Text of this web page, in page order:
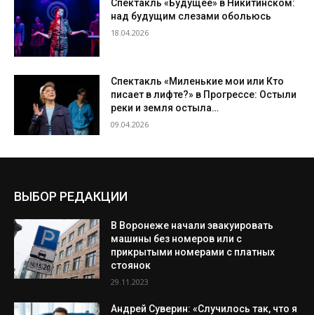
Спектакль «Будущее» в Никитинском:
над будущим слезами обольюсь
18.04.2026
Спектакль «Миленькие мои или Кто
писает в лифте?» в Прогрессе: Остыли
реки и земля остыла…
09.04.2026
ВЫБОР РЕДАКЦИИ
В Воронеже начали эвакуировать
машины без номеров или с
прикрытыми номерами с платных
стоянок
29.11.2023
Андрей Суверин: «Случилось так, что я